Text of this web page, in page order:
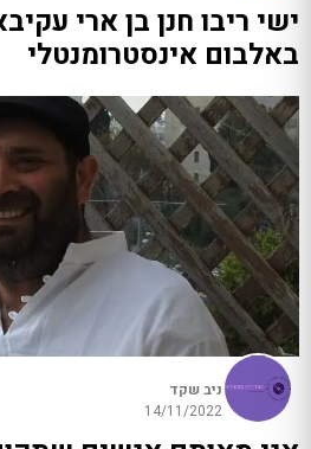
ישי ריבו חנן בן ארי
באלבום אינסטרומנטלי
ניב שקד
14/11/2022